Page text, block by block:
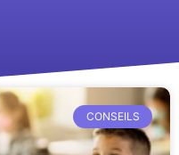
CONSEILS